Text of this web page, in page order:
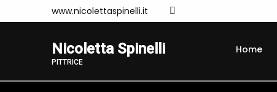
www.nicolettaspinelli.it
Nicoletta Spinelli
PITTRICE
Home